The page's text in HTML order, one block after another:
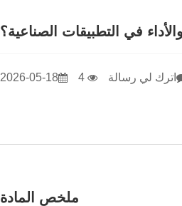
2026-05-18 اترك لي رسالة
ملخص المادة